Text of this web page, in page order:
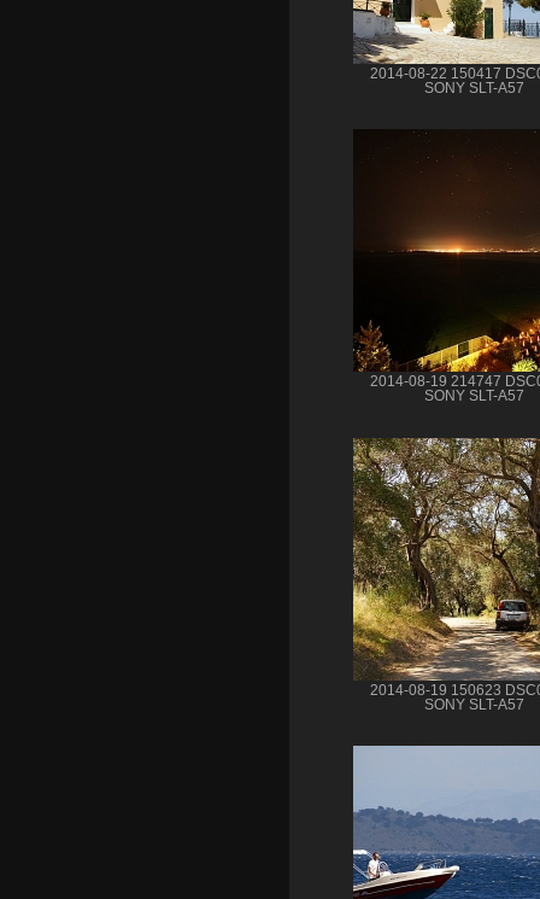
2014-08-22 150417
SONY SLT-A57
2014-08-19 214747
SONY SLT-A57
2014-08-19 150623
SONY SLT-A57